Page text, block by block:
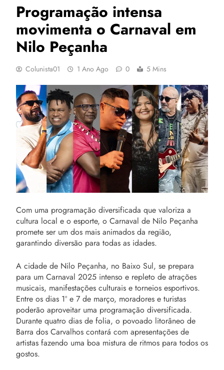
Programação intensa
movimenta o Carnaval em
Nilo Peçanha
Colunista01 1 Ano Ago 0 5 Mins
Com uma programação diversificada que valoriza a
cultura local e o esporte, o Carnaval de Nilo Peçanha
promete ser um dos mais animados da região,
garantindo diversão para todas as idades.
A cidade de Nilo Peçanha, no Baixo Sul, se prepara
para um Carnaval 2025 intenso e repleto de atrações
musicais, manifestações culturais e torneios esportivos.
Entre os dias 1º e 7 de março, moradores e turistas
poderão aproveitar uma programação diversificada.
Durante quatro dias de folia, o povoado litorâneo de
Barra dos Carvalhos contará com apresentações de
artistas fazendo uma boa mistura de ritmos para todos os
gostos.